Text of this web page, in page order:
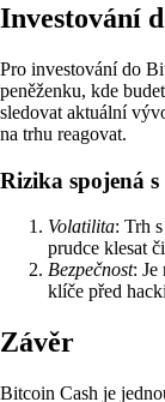
Investování
Pro investování do
peněženku, kde
sledovat aktuální
na trhu reagovat.
Rizika spojená
Volatilita: Trh
prudce klesat
Bezpečnost: Je
klíče před
Závěr
Bitcoin Cash je